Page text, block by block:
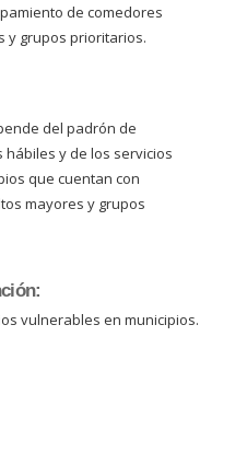
de comedores
y grupos prioritarios.
del padrón de
y de los servicios
que cuentan con
mayores y grupos
vulnerables en municipios.